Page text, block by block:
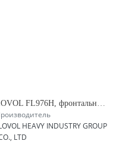
LOVOL FL976H, фронтальный погрузчик
HEAVY INDUSTRY GROUP
LTD